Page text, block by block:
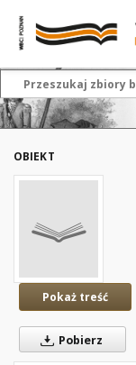
OBIEKT
Pokaż treść
Pobierz